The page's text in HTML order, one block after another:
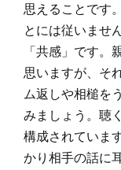
思えることです
とには従いませ
「共感」です。
思いますが、そ
ム返しや相槌を
みましょう。聴
構成されていま
かり相手の話に